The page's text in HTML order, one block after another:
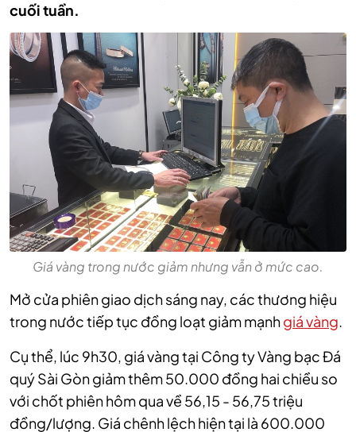
cuối tuần.
Giá vàng trong nước giảm nhưng vẫn ở mức cao.
Mở cửa phiên giao dịch sáng nay, các thương hiệu
trong nước tiếp tục đồng loạt giảm mạnhgiá vàng
Cụ thể, lúc 9h30, giá vàng tại Công ty Vàng bạc Đá
quý Sài Gòn giảm thêm 50.000 đồng hai chiều so
với chốt phiên hôm qua về 56,15 - 56,75 triệu
đồng/lượng. Giá chênh lệch hiện tại là 600.000